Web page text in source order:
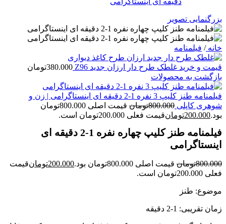
بزرگنمایی تصویر
خانه/ فیلمنامه
قیمت و خرید غلطک طرح دار ارزان جدید Z96 380.000تومان
بازگشت به محصولات
فیلمنامه طنز کلیپ 3 نفره 1-2 دقیقه ای اینستاگرامی | زن و
شوهری کاپلی 800.000تومان
قیمت اصلی 800.000تومان
بود.200.000تومانقیمت فعلی 200.000تومان است.
فیلمنامه طنز کلیپ چهاره نفره 1-2 دقیقه ای
اینستاگرامی
800.000تومان قیمت اصلی 800.000تومان بود. 200.000تومانقیمت
فعلی 200.000تومان است.
موضوع: طنز
زمان تقریبی: 1-2 دقیقه